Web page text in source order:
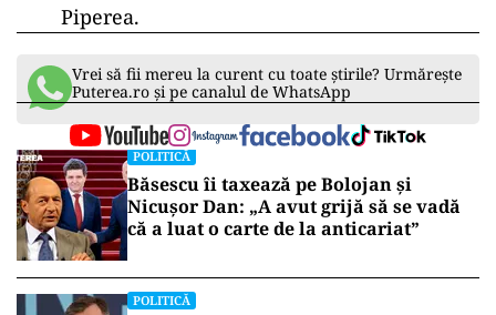
Piperea.
Vrei să fii mereu la curent cu toate știrile? Urmărește
Puterea.ro și pe canalul de WhatsApp
POLITICĂ
Băsescu îi taxează pe Bolojan și
Nicușor Dan: „A avut grijă să se vadă
că a luat o carte de la anticariat”
POLITICĂ